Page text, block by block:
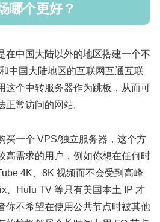
哪个更好？
在中国大陆以外的地区搭建一个不
中国大陆地区的互联网互通互联
这个中转服务器作为跳板，从而可
正常访问的网站。
买一个 VPS/独立服务器，这个方
高需求的用户，例如你想在任何时
4K、8K 视频而不会受到高峰
、Hulu TV 等只有美国本土 IP 才
你不希望在使用公共节点时被其他